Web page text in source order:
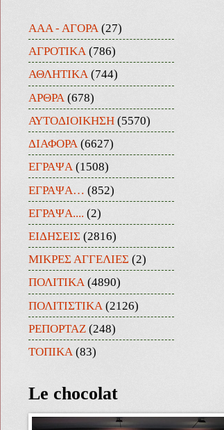
ΑΑΑ - ΑΓΟΡΑ (27)
ΑΓΡΟΤΙΚΑ (786)
ΑΘΛΗΤΙΚΑ (744)
ΑΡΘΡΑ (678)
ΑΥΤΟΔΙΟΙΚΗΣΗ (5570)
ΔΙΑΦΟΡΑ (6627)
ΕΓΡΑΨΑ (1508)
ΕΓΡΑΨΑ… (852)
ΕΓΡΑΨΑ.... (2)
ΕΙΔΗΣΕΙΣ (2816)
ΜΙΚΡΕΣ ΑΓΓΕΛΙΕΣ (2)
ΠΟΛΙΤΙΚΑ (4890)
ΠΟΛΙΤΙΣΤΙΚΑ (2126)
ΡΕΠΟΡΤΑΖ (248)
ΤΟΠΙΚΑ (83)
Le chocolat